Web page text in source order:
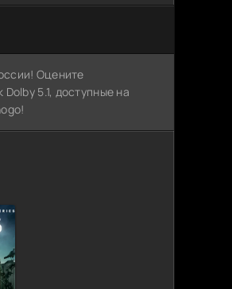
Оцените
5.1, доступные на